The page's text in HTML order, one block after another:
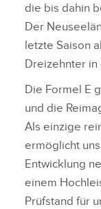
die bis dahin
Der
letzte Saison
Dreizehnter
Die Formel E
und die
Als einzige
ermöglicht
Entwicklung
einem
Prüfstand für